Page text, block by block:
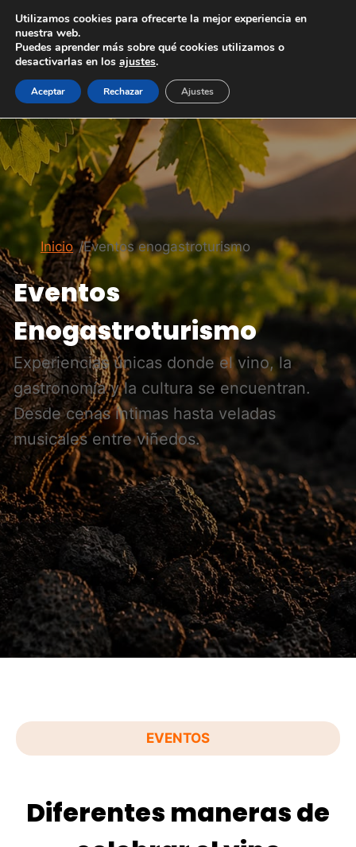
contenido
Inicio /Eventos enogastroturismo
Eventos
Enogastroturismo
Experiencias únicas donde el vino, la
gastronomía y la cultura se encuentran.
Desde cenas íntimas hasta veladas
musicales entre viñedos.
EVENTOS
Diferentes maneras de
Utilizamos cookies para ofrecerte la mejor experiencia en
nuestra web.
Puedes aprender más sobre qué cookies utilizamos o
desactivarlas en los ajustes.
Aceptar Rechazar Ajustes